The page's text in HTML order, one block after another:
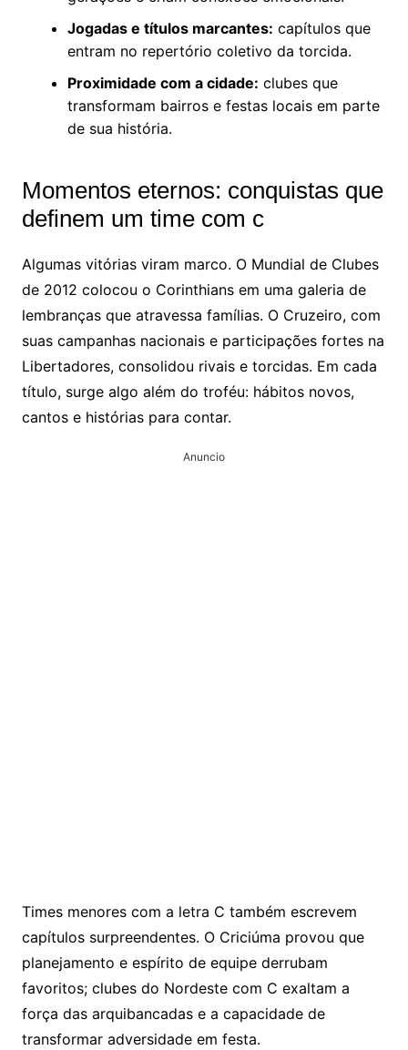
Jogadas e títulos marcantes: capítulos que
entram no repertório coletivo da torcida.
Proximidade com a cidade: clubes que
transformam bairros e festas locais em parte
de sua história.
Momentos eternos: conquistas que
definem um time com c
Algumas vitórias viram marco. O Mundial de Clubes
de 2012 colocou o Corinthians em uma galeria de
lembranças que atravessa famílias. O Cruzeiro, com
suas campanhas nacionais e participações fortes na
Libertadores, consolidou rivais e torcidas. Em cada
título, surge algo além do troféu: hábitos novos,
cantos e histórias para contar.
Anuncio
Times menores com a letra C também escrevem
capítulos surpreendentes. O Criciúma provou que
planejamento e espírito de equipe derrubam
favoritos; clubes do Nordeste com C exaltam a
força das arquibancadas e a capacidade de
transformar adversidade em festa.